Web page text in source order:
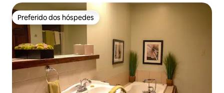
Preferido dos hóspedes
Preferido dos hóspedes